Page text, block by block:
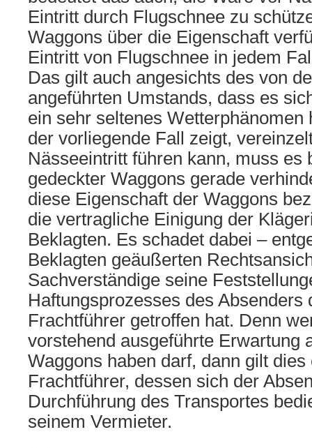
Eintritt durch Flugschnee zu
Waggons über die Eigenschaft
Eintritt von Flugschnee in jedem
Das gilt auch angesichts des von
angeführten Umstands, dass es
ein sehr seltenes Wetterphänomen
der vorliegende Fall zeigt,
Nässeeintritt führen kann, muss es
gedeckter Waggons gerade
diese Eigenschaft der Waggons
die vertragliche Einigung der
Beklagten. Es schadet dabei –
Beklagten geäußerten
Sachverständige seine
Haftungsprozesses des Absenders
Frachtführer getroffen hat. Denn
vorstehend ausgeführte Erwartung
Waggons haben darf, dann gilt dies
Frachtführer, dessen sich der
Durchführung des Transportes
seinem Vermieter.